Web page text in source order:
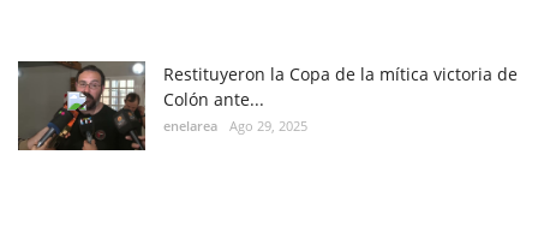
Restituyeron la Copa de la mítica victoria de
Colón ante...
enelarea Ago 29, 2025